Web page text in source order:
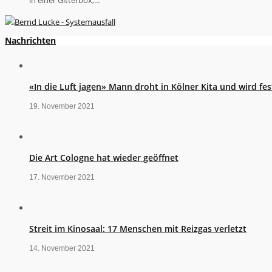
Nachrichten
«In die Luft jagen» Mann droht in Kölner Kita und wird
19. November 2021
Die Art Cologne hat wieder geöffnet
17. November 2021
Streit im Kinosaal: 17 Menschen mit Reizgas verletzt
14. November 2021